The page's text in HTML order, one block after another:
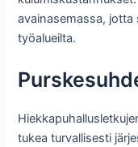
avainasemassa,
työalueilta.
tukea turvallisesti